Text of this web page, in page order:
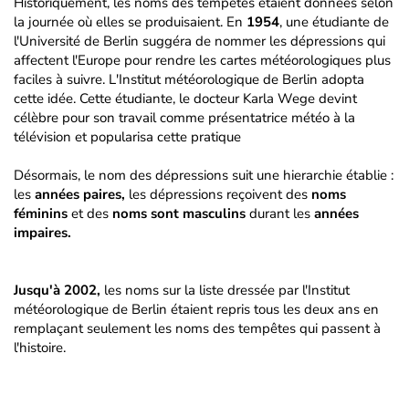
la journée où elles se produisaient. En 1954, une étudiante de
l'Université de Berlin suggéra de nommer les dépressions qui
affectent l'Europe pour rendre les cartes météorologiques plus
faciles à suivre. L'Institut météorologique de Berlin adopta
cette idée. Cette étudiante, le docteur Karla Wege devint
célèbre pour son travail comme présentatrice météo à la
télévision et popularisa cette pratique
Désormais, le nom des dépressions suit une hierarchie établie :
les années paires, les dépressions reçoivent des noms
féminins et des noms sont masculins durant les années
impaires.
Jusqu'à 2002, les noms sur la liste dressée par l'Institut
météorologique de Berlin étaient repris tous les deux ans en
remplaçant seulement les noms des tempêtes qui passent à
l'histoire.